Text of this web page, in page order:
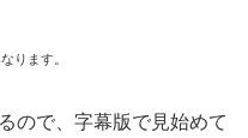
ります。
ので、字幕版で見始めて